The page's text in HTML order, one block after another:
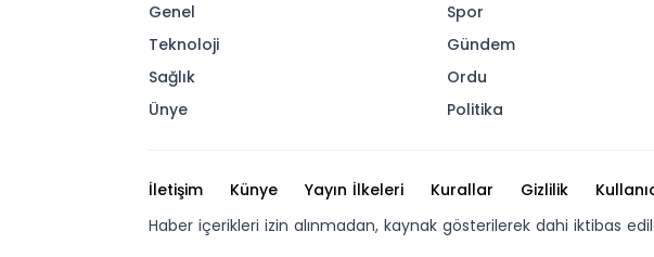
Genel
Teknoloji
Sağlık
Ünye
Spor
Gündem
Ordu
Politika
İletişim Künye Yayın İlkeleri Kurallar Gizlilik
Haber içerikleri izin alınmadan, kaynak gösterilerek dahi iktibas